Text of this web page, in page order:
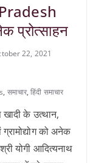
प्रोत्साहन
22, 2021
, समाचार,हिंदी समाचार
के उत्थान,
को अनेक
योगी आदित्यनाथ